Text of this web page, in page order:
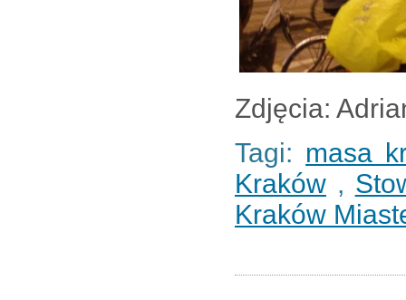
Zdjęcia:
Tagi: masa
Kraków ,
Kraków